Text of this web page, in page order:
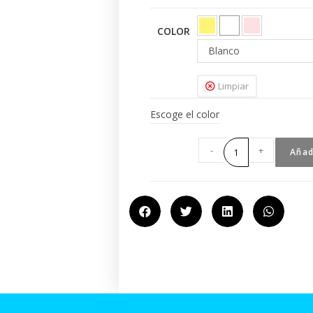
COLOR
Blanco
Limpiar
Escoge el color
- +